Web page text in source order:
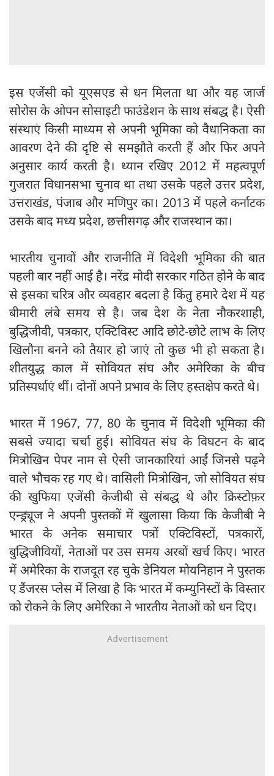
इस एजेंसी को यूएसएड से धन मिलता था और यह जार्ज
सोरोस के ओपन सोसाइटी फाउंडेशन के साथ संबद्ध है। ऐसी
संस्थाएं किसी माध्यम से अपनी भूमिका को वैधानिकता का
आवरण देने की दृष्टि से समझौते करती हैं और फिर अपने
अनुसार कार्य करती है। ध्यान रखिए 2012 में महत्वपूर्ण
गुजरात विधानसभा चुनाव था तथा उसके पहले उत्तर प्रदेश,
उत्तराखंड, पंजाब और मणिपुर का। 2013 में पहले कर्नाटक
उसके बाद मध्य प्रदेश, छत्तीसगढ़ और राजस्थान का।
भारतीय चुनावों और राजनीति में विदेशी भूमिका की बात
पहली बार नहीं आई है। नरेंद्र मोदी सरकार गठित होने के बाद
से इसका चरित्र और व्यवहार बदला है किंतु हमारे देश में यह
बीमारी लंबे समय से है। जब देश के नेता नौकरशाही,
बुद्धिजीवी, पत्रकार, एक्टिविस्ट आदि छोटे-छोटे लाभ के लिए
खिलौना बनने को तैयार हो जाएं तो कुछ भी हो सकता है।
शीतयुद्ध काल में सोवियत संघ और अमेरिका के बीच
प्रतिस्पर्धाएं थीं। दोनों अपने प्रभाव के लिए हस्तक्षेप करते थे।
भारत में 1967, 77, 80 के चुनाव में विदेशी भूमिका की
सबसे ज्यादा चर्चा हुई। सोवियत संघ के विघटन के बाद
मित्रोखिन पेपर नाम से ऐसी जानकारियां आईं जिनसे पढ़ने
वाले भौचक रह गए थे। वासिली मित्रोखिन, जो सोवियत संघ
की खुफिया एजेंसी केजीबी से संबद्ध थे और क्रिस्टोफ़र
एन्ड्र्यूज ने अपनी पुस्तकों में खुलासा किया कि केजीबी ने
भारत के अनेक समाचार पत्रों एक्टिविस्टों, पत्रकारों,
बुद्धिजीवियों, नेताओं पर उस समय अरबों खर्च किए। भारत
में अमेरिका के राजदूत रह चुके डेनियल मोयनिहान ने पुस्तक
ए डैंजरस प्लेस में लिखा है कि भारत में कम्युनिस्टों के विस्तार
को रोकने के लिए अमेरिका ने भारतीय नेताओं को धन दिए।